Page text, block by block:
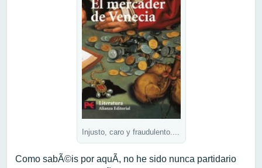
Injusto, caro y fraudulento....
Como sabÃ©is por aquÃ­, no he sido nunca partidario